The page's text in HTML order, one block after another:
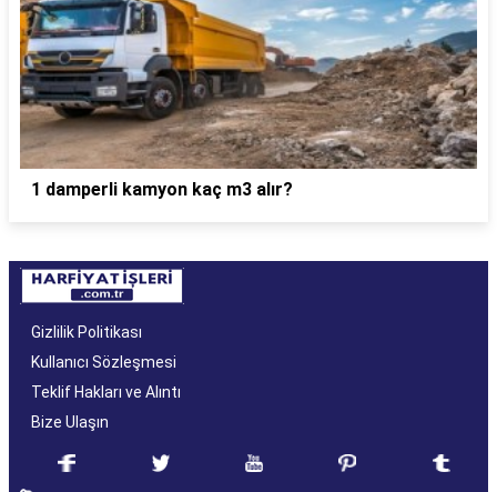
1 damperli kamyon kaç m3 alır?
Gizlilik Politikası
Kullanıcı Sözleşmesi
Teklif Hakları ve Alıntı
Bize Ulaşın